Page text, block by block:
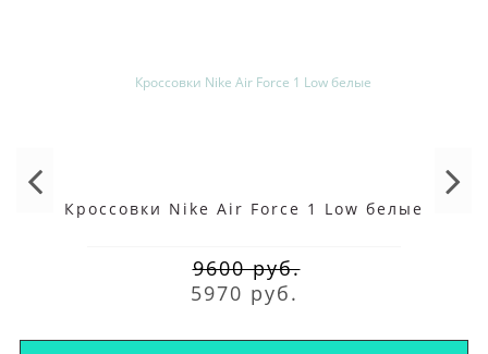
Кроссовки Nike Air Force 1 Low белые
9600 руб.
5970 руб.